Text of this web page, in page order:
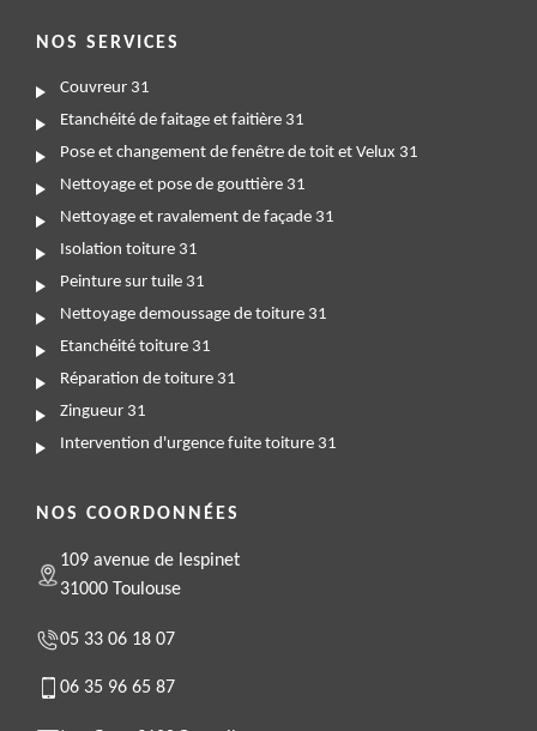
NOS SERVICES
Couvreur 31
Etanchéité de faitage et faitière 31
Pose et changement de fenêtre de toit et Velux 31
Nettoyage et pose de gouttière 31
Nettoyage et ravalement de façade 31
Isolation toiture 31
Peinture sur tuile 31
Nettoyage demoussage de toiture 31
Etanchéité toiture 31
Réparation de toiture 31
Zingueur 31
Intervention d'urgence fuite toiture 31
NOS COORDONNÉES
109 avenue de lespinet
31000 Toulouse
05 33 06 18 07
06 35 96 65 87